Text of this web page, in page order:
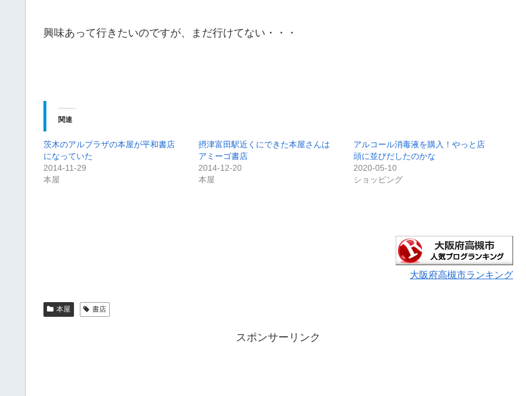
興味あって行きたいのですが、まだ行けてない・・・
関連
茨木のアルプラザの本屋が平和書店
になっていた
2014-11-29
本屋
摂津富田駅近くにできた本屋さんは
アミーゴ書店
2014-12-20
本屋
アルコール消毒液を購入！やっと店
頭に並びだしたのかな
2020-05-10
ショッピング
大阪府高槻市ランキング
本屋 書店
スポンサーリンク